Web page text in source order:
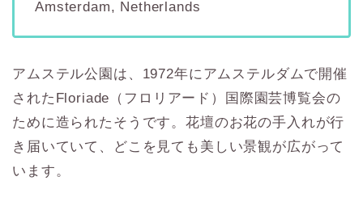
Amsterdam, Netherlands
アムステル公園は、1972年にアムステルダムで開催
されたFloriade（フロリアード）国際園芸博覧会の
ために造られたそうです。花壇のお花の手入れが行
き届いていて、どこを見ても美しい景観が広がって
います。